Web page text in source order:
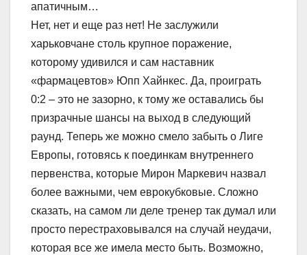
апатичным…
Нет, нет и еще раз нет! Не заслужили
харьковчане столь крупное поражение,
которому удивился и сам наставник
«фармацевтов» Юпп Хайнкес. Да, проиграть
0:2 – это не зазорно, к тому же оставались бы
призрачные шансы на выход в следующий
раунд. Теперь же можно смело забыть о Лиге
Европы, готовясь к поединкам внутреннего
первенства, которые Мирон Маркевич назвал
более важными, чем еврокубковые. Сложно
сказать, на самом ли деле тренер так думал или
просто перестраховывался на случай неудачи,
которая все же имела место быть. Возможно,